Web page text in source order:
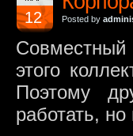
12 Posted by
Совместный
этого
Поэтому
работать,